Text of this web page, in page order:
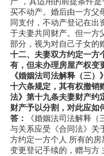
买不动产。婚后由一方父
同支付，不动产登记在出
于夫妻共同财产。但一方
部分，视为对自己子女的
十二、夫妻双方约定一方
有，但未办理房屋产权变
《婚姻法司法解释（三）
十六条规定，其有权撤销
法》第十九条夫妻财产约
财产予以分割，对此应如
答：
《婚姻法司法解释
与关系应受《合同法》关
方约定一方个人 所有的
变更登记手续的，赠与方